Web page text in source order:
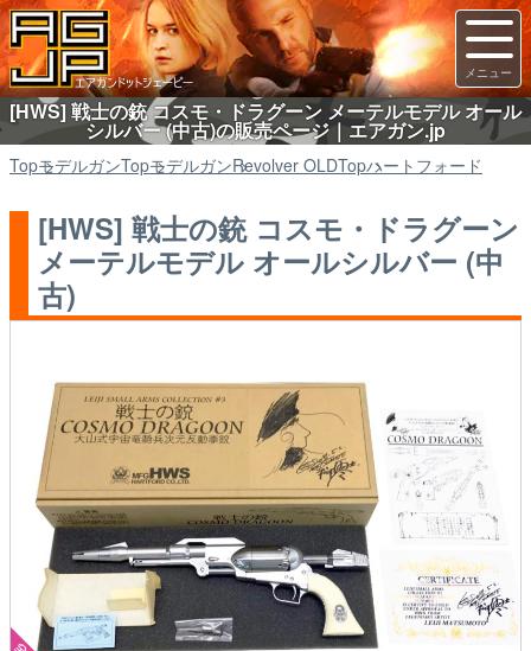
[HWS] 戦士の銃 コスモ・ドラグーン メーテルモデル オール
シルバー (中古)の販売ページ｜エアガン.jp
TopモデルガンTopモデルガンRevolver OLDTopハートフォード
[HWS] 戦士の銃 コスモ・ドラグーン
メーテルモデル オールシルバー (中
古)